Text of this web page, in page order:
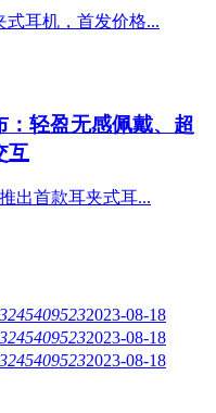
耳机，首发价格...
轻盈无感佩戴、超
互
出首款耳夹式耳...
2023-08-18
2023-08-18
2023-08-18